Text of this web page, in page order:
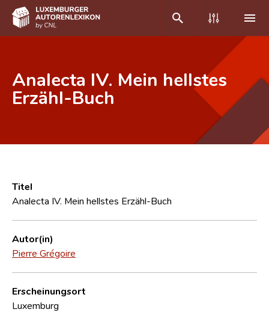
DE FR
Häufige Fragen und Antworten
CNL
Forschungsgruppe
Kontakt
Analecta IV. Mein hellstes
Erzähl-Buch
Titel
Analecta IV. Mein hellstes Erzähl-Buch
Autor(in)
Pierre Grégoire
Erscheinungsort
Luxemburg